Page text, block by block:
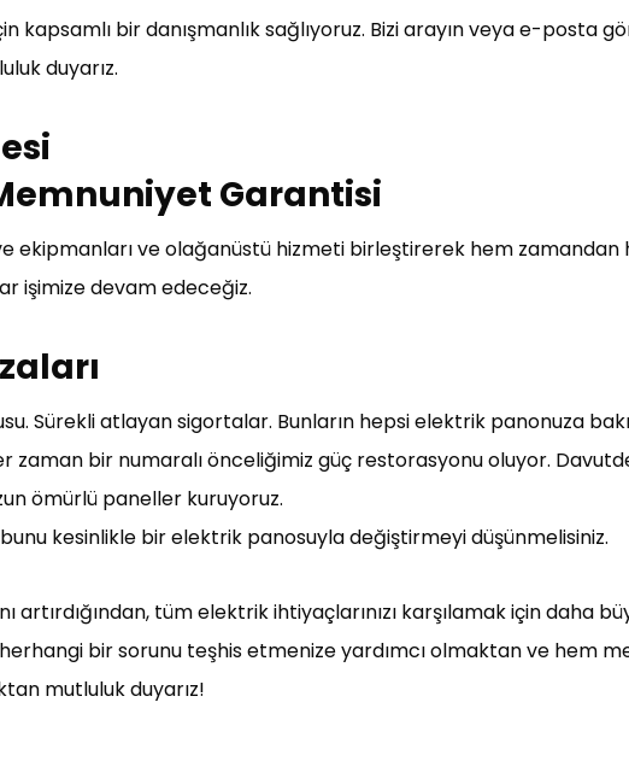
kapsamlı bir danışmanlık sağlıyoruz. Bizi arayın veya e-posta
duyarız.
Garantisi
ekipmanları ve olağanüstü hizmeti birleştirerek hem
işimize devam edeceğiz.
Sürekli atlayan sigortalar. Bunların hepsi elektrik panonuza
zaman bir numaralı önceliğimiz güç restorasyonu oluyor.
ömürlü paneller kuruyoruz.
kesinlikle bir elektrik panosuyla değiştirmeyi düşünmelisiniz.
artırdığından, tüm elektrik ihtiyaçlarınızı karşılamak için daha
bir sorunu teşhis etmenize yardımcı olmaktan ve hem
mutluluk duyarız!